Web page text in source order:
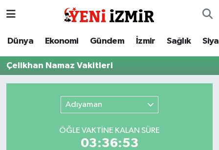
Dünya Ekonomi Gündem İzmir Sağlık
Çelikhan Namaz Vakitleri
Adıyaman
ÖĞLE VAKTİNE KALAN SÜRE
03:36:53
Dünya
Ekonomi
İzmir Nöbetçi Eczaneler
İzmir Hava Durumu
İzmir Trafik Yoğunluk Haritası
Süper Lig Puan Durumu ve Fikstür